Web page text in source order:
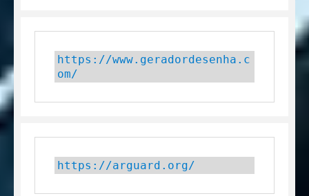
https://www.geradordesenha.c
om/
https://arguard.org/